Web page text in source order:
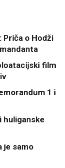
Priča o Hodži
film
1 i
huliganske
je samo